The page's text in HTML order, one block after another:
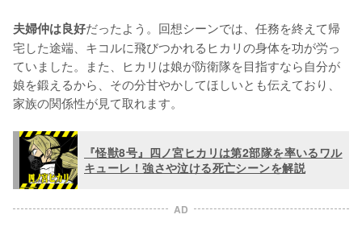
夫婦仲は良好だったよう。回想シーンでは、任務を終えて帰
宅した途端、キコルに飛びつかれるヒカリの身体を功が労っ
ていました。また、ヒカリは娘が防衛隊を目指すなら自分が
娘を鍛えるから、その分甘やかしてほしいとも伝えており、
家族の関係性が見て取れます。
『怪獣8号』四ノ宮ヒカリは第2部隊を率いるワル
キューレ！強さや泣ける死亡シーンを解説
AD